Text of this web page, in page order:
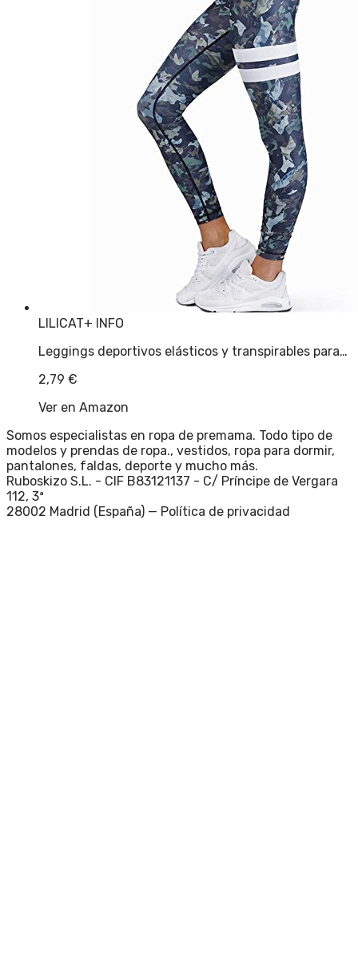
LILICAT+ INFO
Leggings deportivos elásticos y transpirables para…
2,79 €
Ver en Amazon
Somos especialistas en ropa de premama. Todo tipo de
modelos y prendas de ropa., vestidos, ropa para dormir,
pantalones, faldas, deporte y mucho más.
Ruboskizo S.L. - CIF B83121137 - C/ Príncipe de Vergara
112, 3ª
28002 Madrid (España) — Política de privacidad